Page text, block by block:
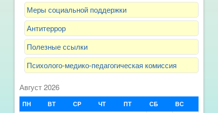
Меры социальной поддержки
Антитеррор
Полезные ссылки
Психолого-медико-педагогическая комиссия
Август 2026
ПН ВТ СР ЧТ ПТ СБ ВС